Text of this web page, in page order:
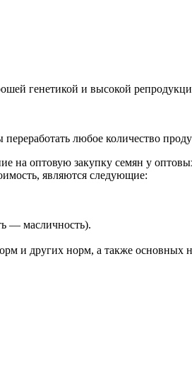
генетикой и высокой
любое количество
на оптовую закупку семян у
являются следующие:
— масличность).
и других норм, а также основных